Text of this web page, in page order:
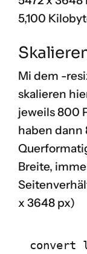
5,100
Mi dem -
skalieren
jeweils 800
haben dann
Breite,
x 3648 px)
convert